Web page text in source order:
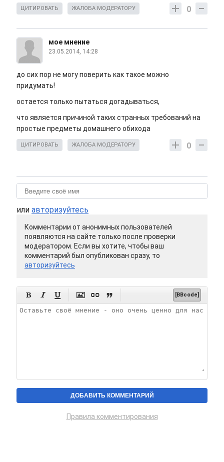
0
ЦИТИРОВАТЬ ЖАЛОБА МОДЕРАТОРУ
мое мнение
23.05.2014, 14:28
до сих пор не могу поверить как такое можно
придумать!
остается только пытаться догадываться,
что является причиной таких странных требований на
простые предметы домашнего обихода
0
ЦИТИРОВАТЬ ЖАЛОБА МОДЕРАТОРУ
или авторизуйтесь
Комментарии от анонимных пользователей
появляются на сайте только после проверки
модератором. Если вы хотите, чтобы ваш
комментарий был опубликован сразу, то
авторизуйтесь
      [BBcode]
Правила комментирования